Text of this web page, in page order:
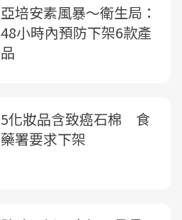
亞培安素風暴〜衛生局：
48小時內預防下架6款產
品
5化妝品含致癌石棉 食
藥署要求下架